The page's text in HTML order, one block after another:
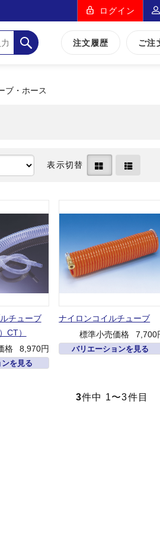
ログイン
注文履歴 ご注
ブ・ホース
表示切替
チューブ
CT）
格
8,970円
を見る
ナイロンコイルチューブ
標準小売価格
7,700
バリエーションを見る
3件中 1〜3件目